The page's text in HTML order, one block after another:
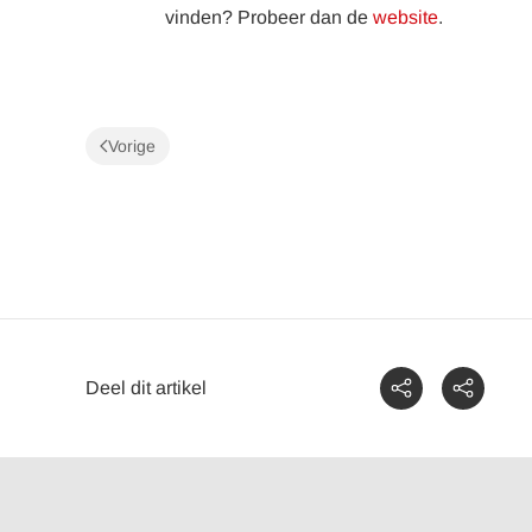
vinden? Probeer dan de website.
Vorige
Deel dit artikel